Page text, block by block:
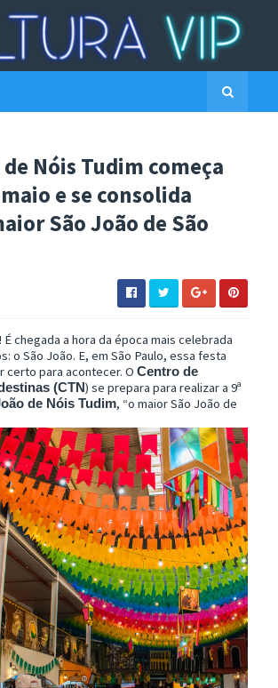
Nóis Tudim começa
e se consolida
São João de São
É chegada a hora da época mais celebrada
o São João. E, em São Paulo, essa festa
certo para acontecer. O Centro de
(CTN) se prepara para realizar a 9ª
de Nóis Tudim, “o maior São João de